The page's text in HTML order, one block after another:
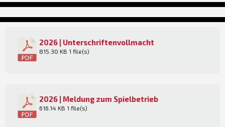
2026 | Unterschriftenvollmacht
815.30 KB 1 file(s)
2026 | Meldung zum Spielbetrieb
616.14 KB 1 file(s)